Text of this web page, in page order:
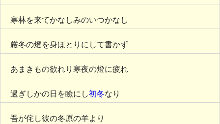
寒林を来てかなしみのいつかなし
厳冬の燈を身ほとりにして書かず
あまきもの欲れり寒夜の燈に疲れ
過ぎしかの日を瞼にし初冬なり
吾が侘し彼の冬原の羊より